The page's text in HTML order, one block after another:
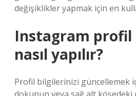
değişiklikler yapmak için en
Instagram profil
nasıl yapılır?
Profil bilgilerinizi güncellemek